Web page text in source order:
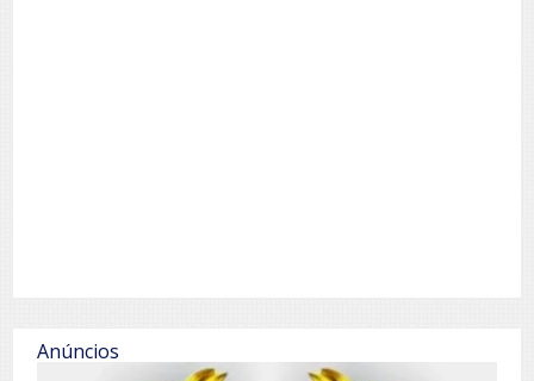
Anúncios